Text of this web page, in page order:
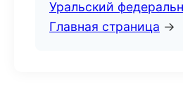
Уральский
Главная страница →